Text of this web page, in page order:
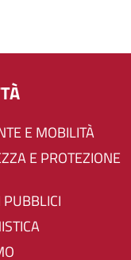
E MOBILITÀ
PUBBLICI